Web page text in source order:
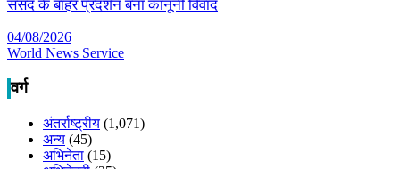
संसद के बाहर प्रदर्शन बना कानूनी विवाद
04/08/2026
World News Service
वर्ग
अंतर्राष्ट्रीय (1,071)
अन्य (45)
अभिनेता (15)